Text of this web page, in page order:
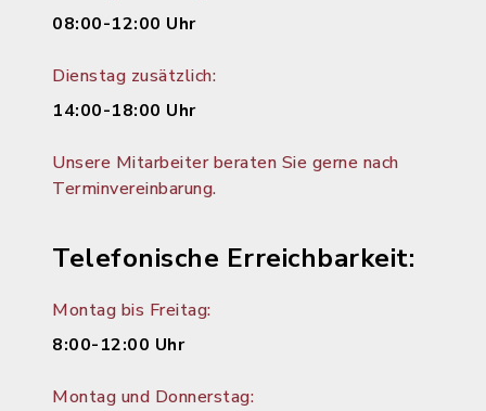
08:00-12:00 Uhr
Dienstag zusätzlich:
14:00-18:00 Uhr
Unsere Mitarbeiter beraten Sie gerne nach
Terminvereinbarung.
Telefonische Erreichbarkeit:
Montag bis Freitag:
8:00-12:00 Uhr
Montag und Donnerstag: